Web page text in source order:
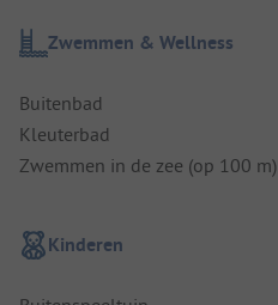
Zwemmen & Wellness
Buitenbad
Kleuterbad
Zwemmen in de zee (op 100 m)
Kinderen